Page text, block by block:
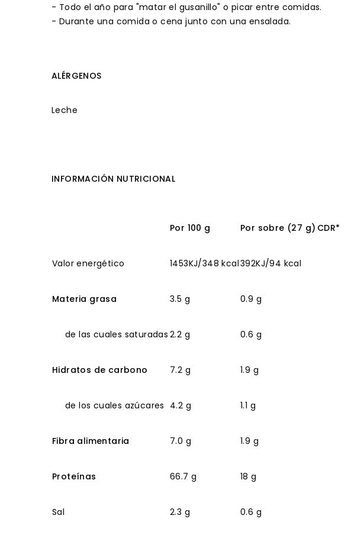
- Todo el año para "matar el gusanillo" o picar entre comidas.
- Durante una comida o cena junto con una ensalada.
ALÉRGENOS
Leche
INFORMACIÓN NUTRICIONAL
Por 100 g Por sobre (27 g) CDR*
Valor energético 1453KJ/348 kcal392KJ/94 kcal
Materia grasa 3.5 g 0.9 g
de las cuales saturadas 2.2 g 0.6 g
Hidratos de carbono 7.2 g 1.9 g
de los cuales azúcares 4.2 g 1.1 g
Fibra alimentaria 7.0 g 1.9 g
Proteínas 66.7 g 18 g
Sal 2.3 g 0.6 g